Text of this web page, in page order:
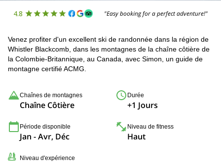
4.8 "Easy booking for a perfect adventure!"
Venez profiter d'un excellent ski de randonnée dans la région de
Whistler Blackcomb, dans les montagnes de la chaîne côtière de
la Colombie-Britannique, au Canada, avec Simon, un guide de
montagne certifié ACMG.
Chaînes de montagnes
Chaîne Côtière
Durée
+1 Jours
Période disponible
Jan - Avr, Déc
Niveau de fitness
Haut
Niveau d'expérience